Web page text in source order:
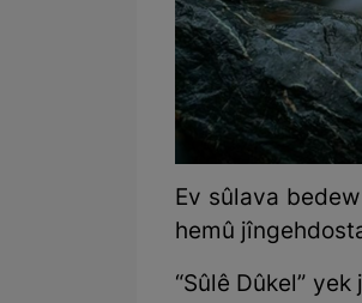
Ev sûlava
hemû
“Sûlê Dûkel”